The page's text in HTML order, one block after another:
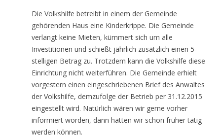
Die Volkshilfe betreibt in einem der Gemeinde
gehörenden Haus eine Kinderkrippe. Die Gemeinde
verlangt keine Mieten, kümmert sich um alle
Investitionen und schießt jährlich zusätzlich einen 5-
stelligen Betrag zu. Trotzdem kann die Volkshilfe diese
Einrichtung nicht weiterführen. Die Gemeinde erhielt
vorgestern einen eingeschriebenen Brief des Anwaltes
der Volkshilfe, demzufolge der Betrieb per 31.12.2015
eingestellt wird. Natürlich wären wir gerne vorher
informiert worden, dann hätten wir schon früher tätig
werden können.